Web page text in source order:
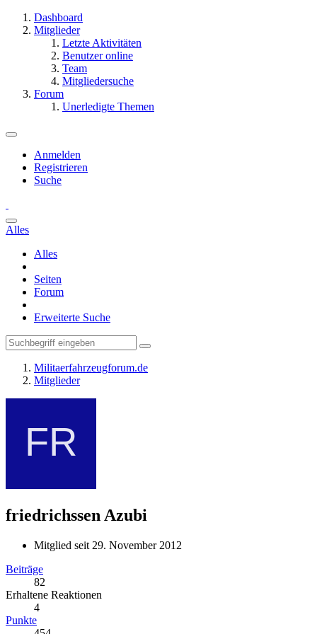
Dashboard
Mitglieder
Letzte Aktivitäten
Benutzer online
Team
Mitgliedersuche
Forum
Unerledigte Themen
Anmelden
Registrieren
Suche
Alles
Alles
Seiten
Forum
Erweiterte Suche
Militaerfahrzeugforum.de
Mitglieder
friedrichssen Azubi
Mitglied seit 29. November 2012
Beiträge
82
Erhaltene Reaktionen
4
Punkte